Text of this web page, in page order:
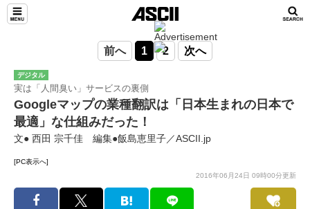
前へ 1 2 次へ
デジタル
実は「人間臭い」サービスの裏側
Googleマップの業種翻訳は「日本生まれの日本で
最適」な仕組みだった！
文● 西田 宗千佳 編集●飯島恵里子／ASCII.jp
[PC表示へ]
2016年06月24日 09時00分更新